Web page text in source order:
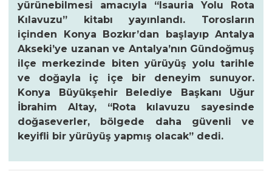
yürünebilmesi amacıyla “Isauria Yolu Rota
Kılavuzu” kitabı yayınlandı. Torosların
içinden Konya Bozkır’dan başlayıp Antalya
Akseki’ye uzanan ve Antalya’nın Gündoğmuş
ilçe merkezinde biten yürüyüş yolu tarihle
ve doğayla iç içe bir deneyim sunuyor.
Konya Büyükşehir Belediye Başkanı Uğur
İbrahim Altay, “Rota kılavuzu sayesinde
doğaseverler, bölgede daha güvenli ve
keyifli bir yürüyüş yapmış olacak” dedi.